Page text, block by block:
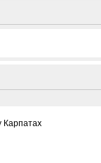
Карпатах